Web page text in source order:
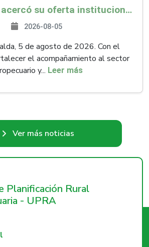
ICA Risaralda acercó su oferta institucional a productores y emprendedores en Expocamello
2026-08-05
5 de agosto de 2026. Con el
el acompañamiento al sector
y... Leer más
Ver más noticias
Planificación Rural
- UPRA